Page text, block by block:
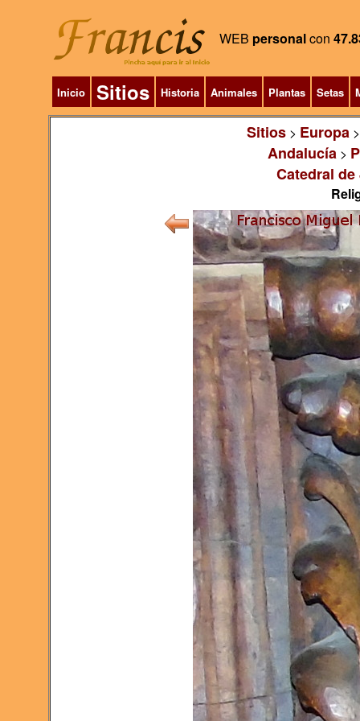
WEB personalcon
Inicio Sitios Historia Animales Plantas Setas
Sitios> Europa
Andalucía >
Catedral